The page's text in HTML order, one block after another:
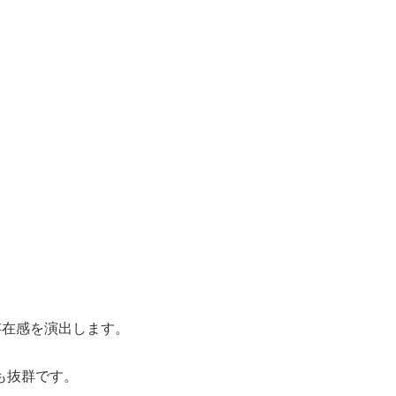
感を演出します。
群です。